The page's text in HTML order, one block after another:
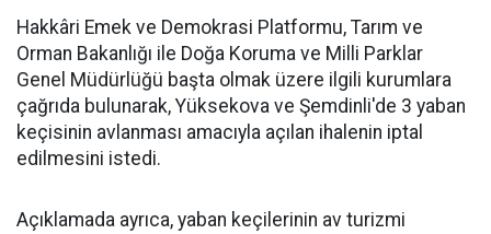
Hakkâri Emek ve Demokrasi Platformu, Tarım ve
Orman Bakanlığı ile Doğa Koruma ve Milli Parklar
Genel Müdürlüğü başta olmak üzere ilgili kurumlara
çağrıda bulunarak, Yüksekova ve Şemdinli'de 3 yaban
keçisinin avlanması amacıyla açılan ihalenin iptal
edilmesini istedi.
Açıklamada ayrıca, yaban keçilerinin av turizmi